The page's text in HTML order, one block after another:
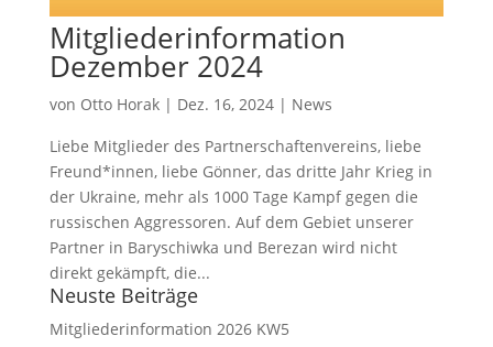
Mitgliederinformation
Dezember 2024
von Otto Horak| Dez. 16, 2024| News
Liebe Mitglieder des Partnerschaftenvereins, liebe
Freund*innen, liebe Gönner, das dritte Jahr Krieg in
der Ukraine, mehr als 1000 Tage Kampf gegen die
russischen Aggressoren. Auf dem Gebiet unserer
Partner in Baryschiwka und Berezan wird nicht
direkt gekämpft, die...
Neuste Beiträge
Mitgliederinformation 2026 KW5